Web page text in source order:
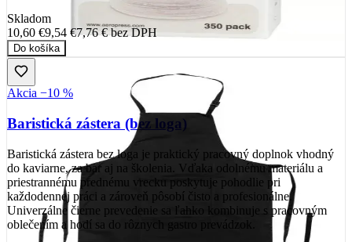
Skladom
10,60 €9,54 €7,76 €bez DPH
Do košíka
Akcia −10 %
Baristická zástera (bez loga)
Baristická zástera bez loga je praktický pracovný doplnok vhodný
do kaviarne, za bar aj na školenia. Vďaka odolnému materiálu a
priestrannému prednému vrecku poskytuje pohodlie pri
každodennej práci a zároveň pôsobí čisto a profesionálne.
Univerzálne čierne prevedenie sa ľahko kombinuje s pracovným
oblečením a hodí sa do rôznych gastro prevádzok.